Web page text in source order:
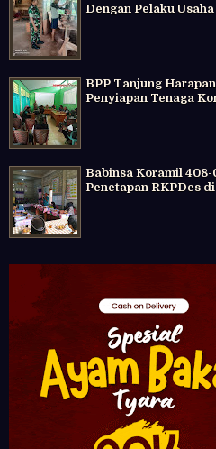
Dengan Pelaku
BPP Tanjung
Penyiapan Tenaga
Babinsa Koramil
Penetapan RKPDes